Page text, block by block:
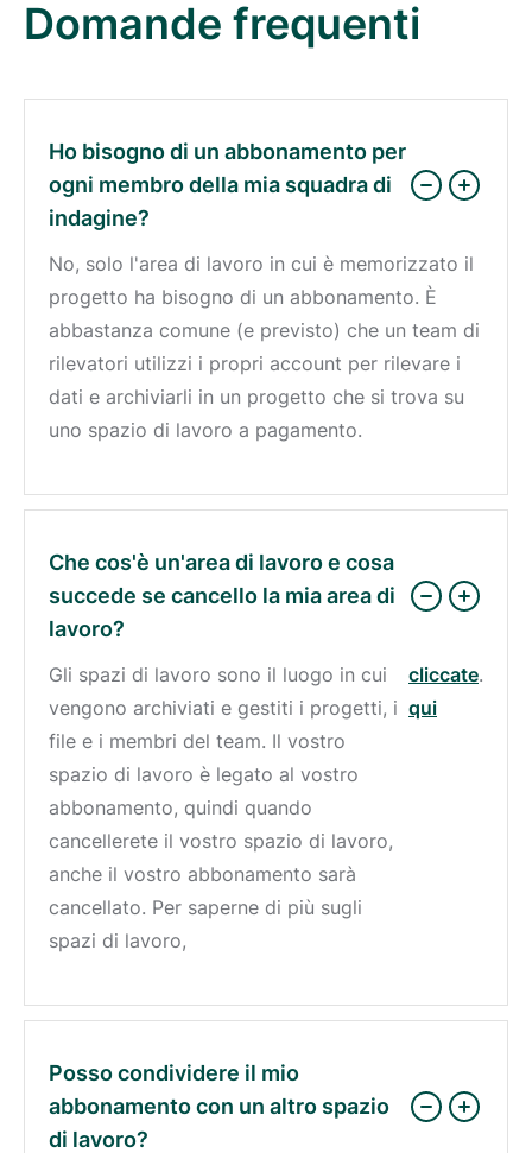
Domande frequenti
Ho bisogno di un abbonamento per
ogni membro della mia squadra di
indagine?
No, solo l'area di lavoro in cui è memorizzato il
progetto ha bisogno di un abbonamento. È
abbastanza comune (e previsto) che un team di
rilevatori utilizzi i propri account per rilevare i
dati e archiviarli in un progetto che si trova su
uno spazio di lavoro a pagamento.
Che cos'è un'area di lavoro e cosa
succede se cancello la mia area di
lavoro?
Gli spazi di lavoro sono il luogo in cui
vengono archiviati e gestiti i progetti, i
file e i membri del team. Il vostro
spazio di lavoro è legato al vostro
abbonamento, quindi quando
cancellerete il vostro spazio di lavoro,
anche il vostro abbonamento sarà
cancellato. Per saperne di più sugli
spazi di lavoro,
cliccate
qui
.
Posso condividere il mio
abbonamento con un altro spazio
di lavoro?